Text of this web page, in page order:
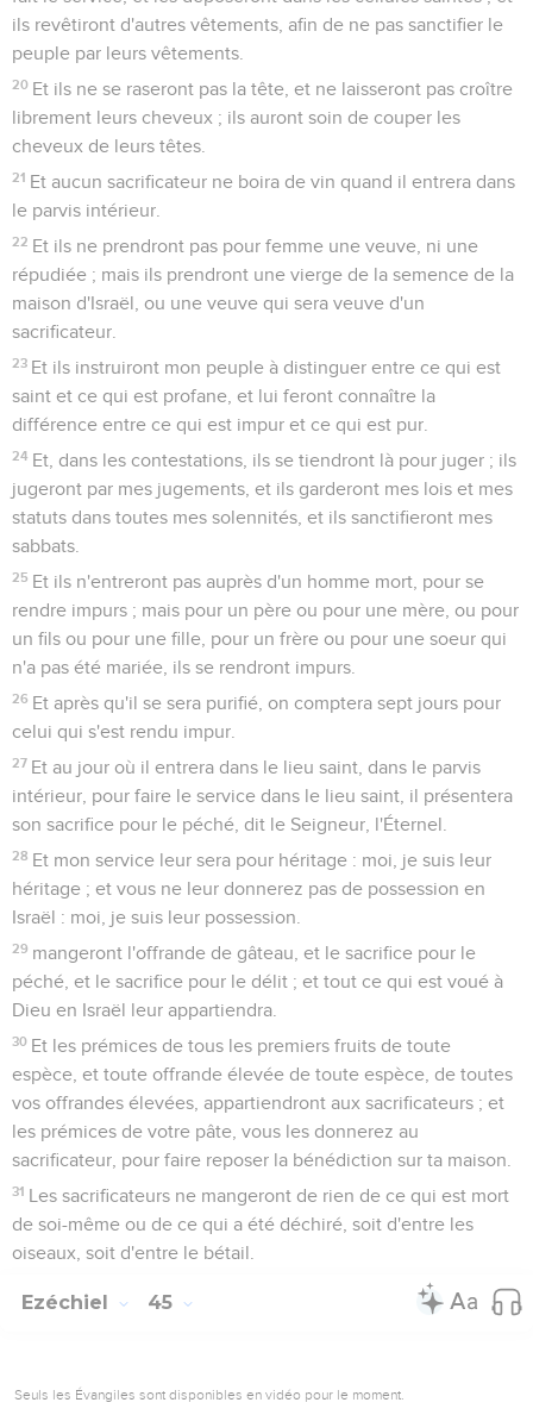
ils revêtiront d'autres vêtements, afin de ne pas sanctifier le
peuple par leurs vêtements.
20 Et ils ne se raseront pas la tête, et ne laisseront pas croître
librement leurs cheveux ; ils auront soin de couper les
cheveux de leurs têtes.
21 Et aucun sacrificateur ne boira de vin quand il entrera dans
le parvis intérieur.
22 Et ils ne prendront pas pour femme une veuve, ni une
répudiée ; mais ils prendront une vierge de la semence de la
maison d'Israël, ou une veuve qui sera veuve d'un
sacrificateur.
23 Et ils instruiront mon peuple à distinguer entre ce qui est
saint et ce qui est profane, et lui feront connaître la
différence entre ce qui est impur et ce qui est pur.
24 Et, dans les contestations, ils se tiendront là pour juger ; ils
jugeront par mes jugements, et ils garderont mes lois et mes
statuts dans toutes mes solennités, et ils sanctifieront mes
sabbats.
25 Et ils n'entreront pas auprès d'un homme mort, pour se
rendre impurs ; mais pour un père ou pour une mère, ou pour
un fils ou pour une fille, pour un frère ou pour une soeur qui
n'a pas été mariée, ils se rendront impurs.
26 Et après qu'il se sera purifié, on comptera sept jours pour
celui qui s'est rendu impur.
27 Et au jour où il entrera dans le lieu saint, dans le parvis
intérieur, pour faire le service dans le lieu saint, il présentera
son sacrifice pour le péché, dit le Seigneur, l'Éternel.
28 Et mon service leur sera pour héritage : moi, je suis leur
héritage ; et vous ne leur donnerez pas de possession en
Israël : moi, je suis leur possession.
29 mangeront l'offrande de gâteau, et le sacrifice pour le
péché, et le sacrifice pour le délit ; et tout ce qui est voué à
Dieu en Israël leur appartiendra.
30 Et les prémices de tous les premiers fruits de toute
espèce, et toute offrande élevée de toute espèce, de toutes
vos offrandes élevées, appartiendront aux sacrificateurs ; et
les prémices de votre pâte, vous les donnerez au
sacrificateur, pour faire reposer la bénédiction sur ta maison.
31 Les sacrificateurs ne mangeront de rien de ce qui est mort
de soi-même ou de ce qui a été déchiré, soit d'entre les
oiseaux, soit d'entre le bétail.
Ezéchiel 45
Seuls les Évangiles sont disponibles en vidéo pour le moment.